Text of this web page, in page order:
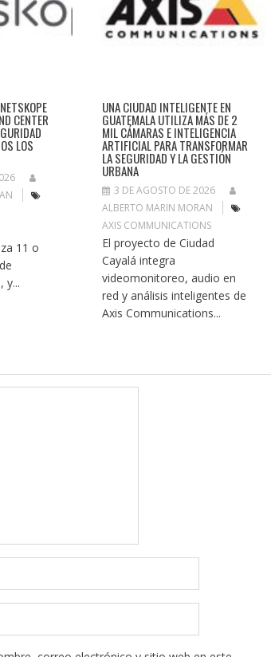
CENTER
LOS
11 o
y...
UNA CIUDAD INTELIGENTE EN
GUATEMALA UTILIZA MÁS DE 2
MIL CÁMARAS E INTELIGENCIA
ARTIFICIAL PARA TRANSFORMAR
LA SEGURIDAD Y LA GESTIÓN
URBANA
3 DE AGOSTO DE 2026
ALBERTO MARIN MORAN
AXIS COMMUNICATIONS
El proyecto de Ciudad
Cayalá integra
videomonitoreo, audio en
red y análisis inteligentes de
Axis Communications...